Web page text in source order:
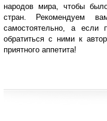
народов мира, чтобы
стран. Рекомендуем
самостоятельно, а если
обратиться с ними к
приятного аппетита!